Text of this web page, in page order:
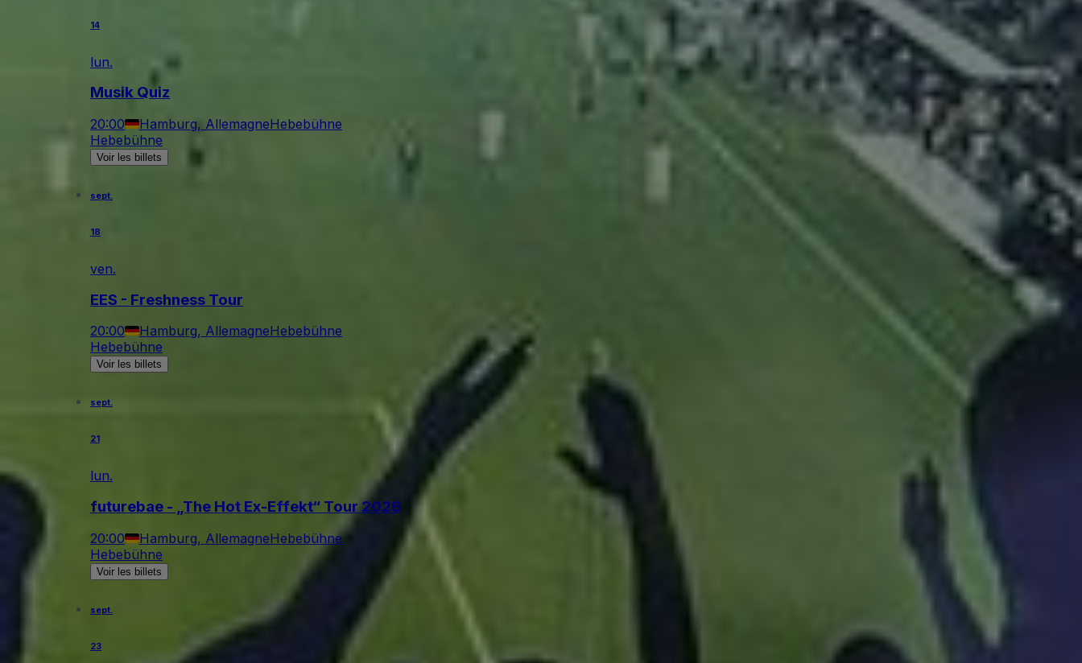
14
lun.
Musik Quiz
20:00 Hamburg, AllemagneHebebühne
Hebebühne
Voir les billets
sept.
18
ven.
EES - Freshness Tour
20:00 Hamburg, AllemagneHebebühne
Hebebühne
Voir les billets
sept.
21
lun.
futurebae - „The Hot Ex-Effekt“ Tour 2026
20:00 Hamburg, AllemagneHebebühne
Hebebühne
Voir les billets
sept.
23